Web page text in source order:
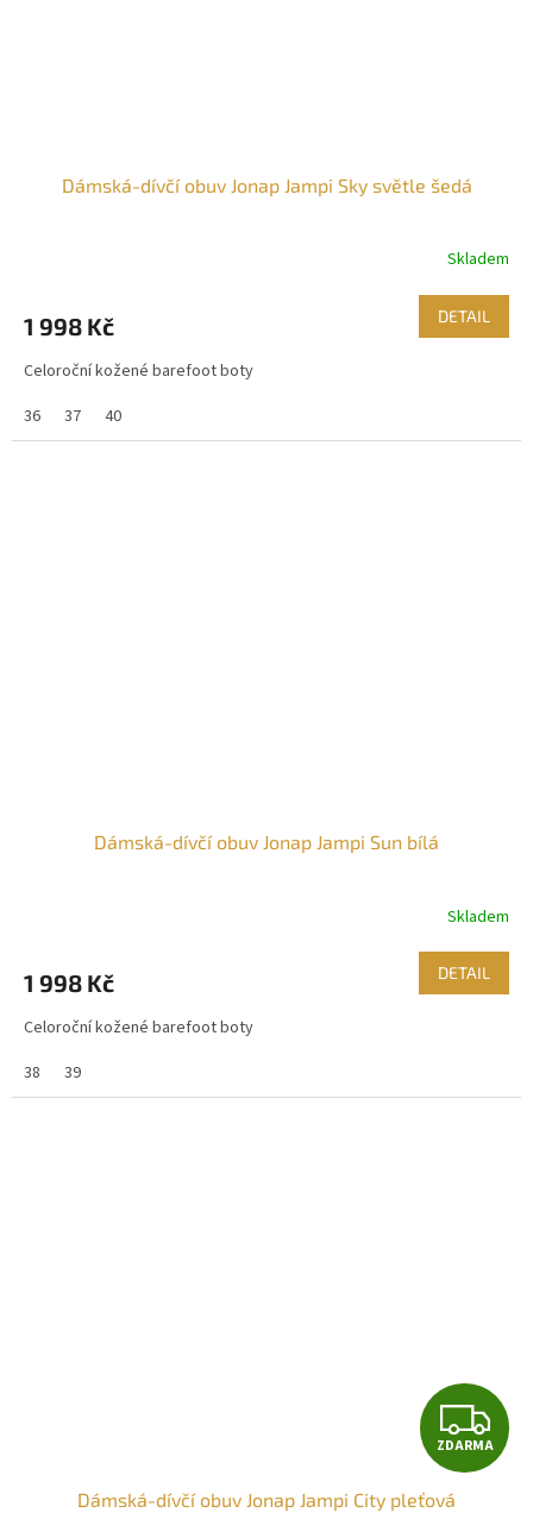
Dámská-dívčí obuv Jonap Jampi Sky světle šedá
Skladem
1 998 Kč DETAIL
Celoroční kožené barefoot boty
36
37 40
Dámská-dívčí obuv Jonap Jampi Sun bílá
Skladem
1 998 Kč DETAIL
Celoroční kožené barefoot boty
38
39
Z
D
ZDARMA
Dámská-dívčí obuv Jonap Jampi City pleťová